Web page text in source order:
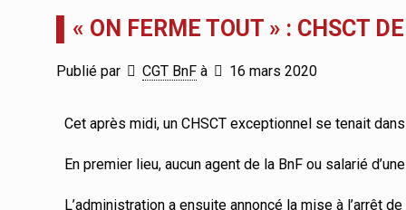
▌« ON FERME TOUT » : CHSCT
Publié par CGT BnF à 16 mars 2020
Cet après midi, un CHSCT exceptionnel se tenait
En premier lieu, aucun agent de la BnF ou salarié
L’administration a ensuite annoncé la mise à l’arrêt